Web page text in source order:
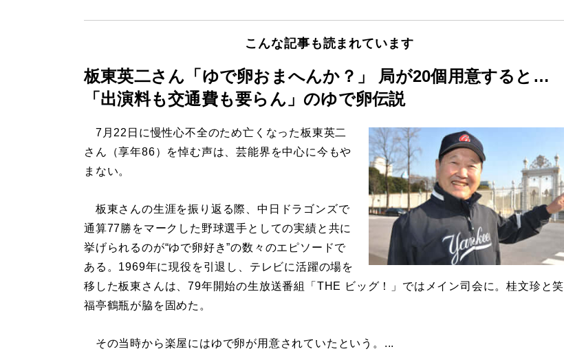
こんな記事も読まれています
板東英二さん「ゆで卵おまへんか？」 局が20個用意すると…
「出演料も交通費も要らん」のゆで卵伝説
7月22日に慢性心不全のため亡くなった板東英二
さん（享年86）を悼む声は、芸能界を中心に今もや
まない。
板東さんの生涯を振り返る際、中日ドラゴンズで
通算77勝をマークした野球選手としての実績と共に
挙げられるのが“ゆで卵好き”の数々のエピソードで
ある。1969年に現役を引退し、テレビに活躍の場を
移した板東さんは、79年開始の生放送番組「THE ビッグ！」ではメイン司会に。桂文珍と笑
福亭鶴瓶が脇を固めた。
その当時から楽屋にはゆで卵が用意されていたという。...